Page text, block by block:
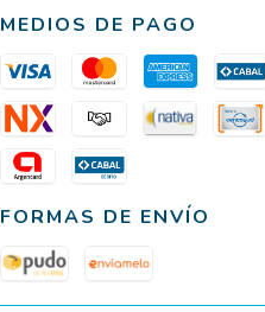
MEDIOS DE PAGO
FORMAS DE ENVÍO